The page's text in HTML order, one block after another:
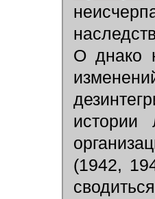
О днако
истории
(1942,